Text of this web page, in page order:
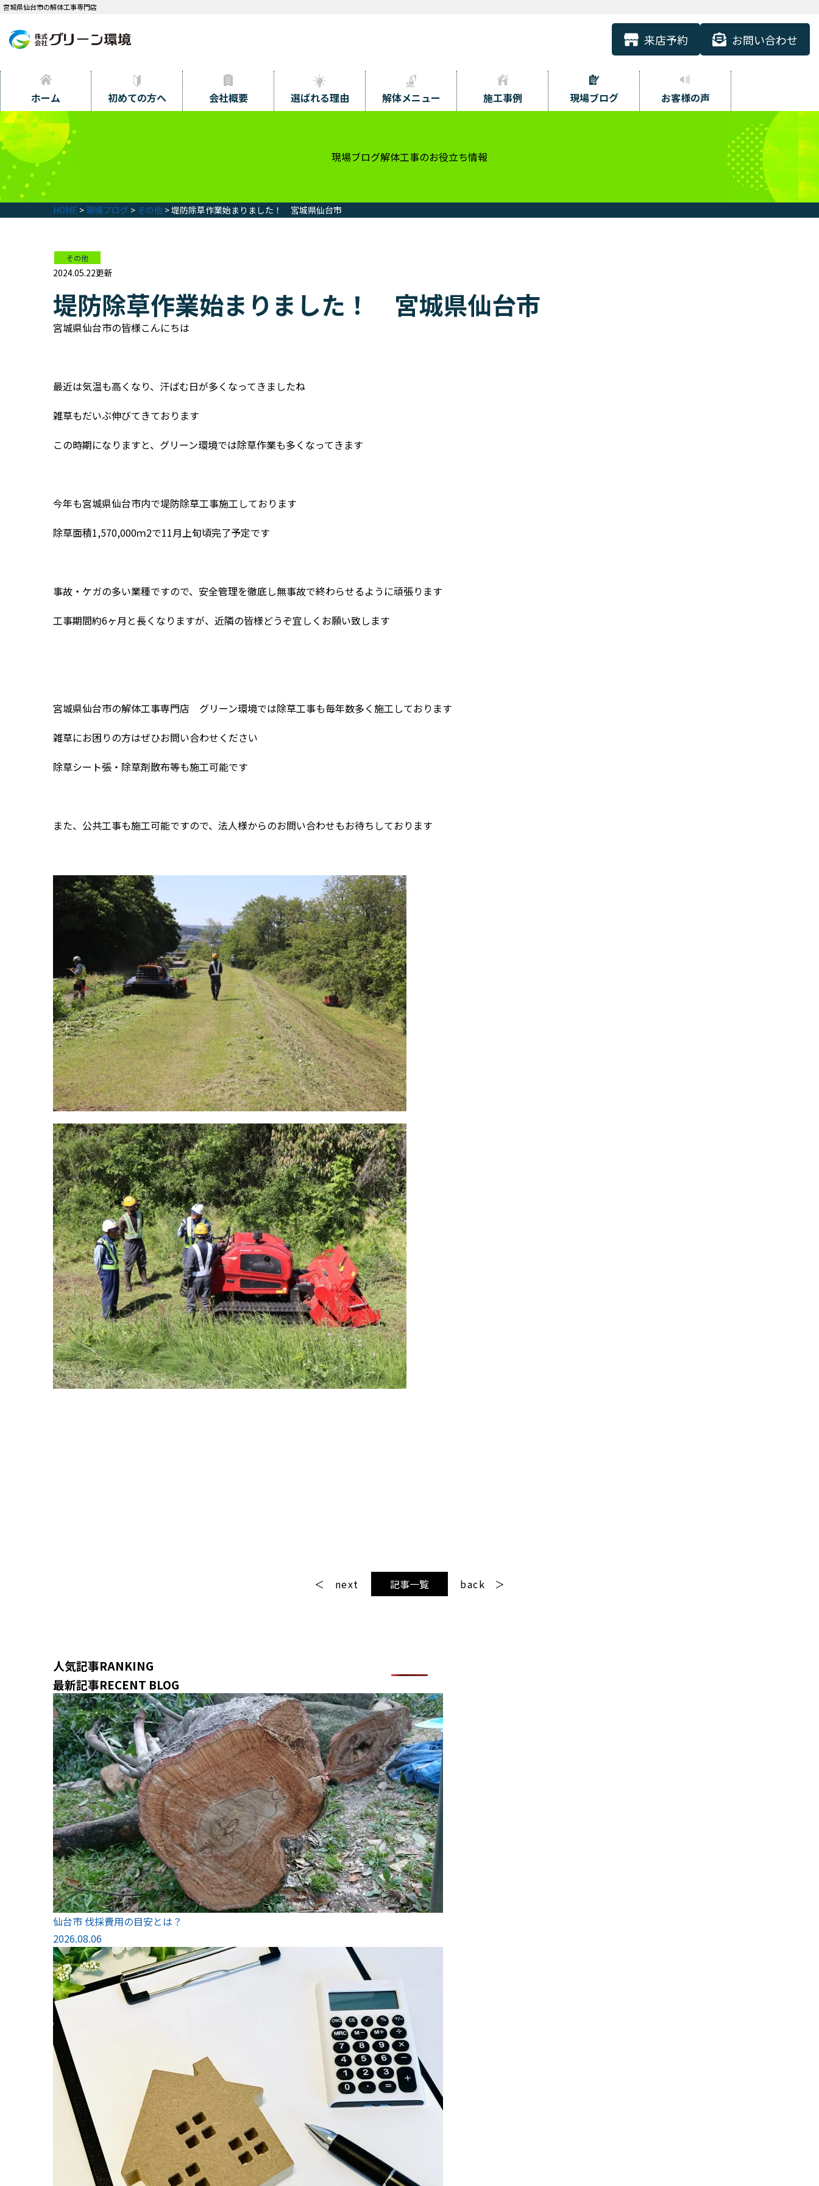
宮城県仙台市の解体工事専門店
来店予約 お問い合わせ
ホーム 初めての方へ 会社概要 選ばれる理由 解体メニュー 施工事例 現場ブログ お客様の声
現場ブログ解体工事のお役立ち情報
HOME > 現場ブログ > その他 >堤防除草作業始まりました！ 宮城県仙台市
その他
2024.05.22更新
堤防除草作業始まりました！ 宮城県仙台市
宮城県仙台市の皆様こんにちは
最近は気温も高くなり、汗ばむ日が多くなってきましたね
雑草もだいぶ伸びてきております
この時期になりますと、グリーン環境では除草作業も多くなってきます
今年も宮城県仙台市内で堤防除草工事施工しております
除草面積1,570,000ｍ2で11月上旬頃完了予定です
事故・ケガの多い業種ですので、安全管理を徹底し無事故で終わらせるように頑張ります
工事期間約6ヶ月と長くなりますが、近隣の皆様どうぞ宜しくお願い致します
宮城県仙台市の解体工事専門店 グリーン環境では除草工事も毎年数多く施工しております
雑草にお困りの方はぜひお問い合わせください
除草シート張・除草剤散布等も施工可能です
また、公共工事も施工可能ですので、法人様からのお問い合わせもお待ちしております
next 記事一覧 back
人気記事RANKING
最新記事RECENT BLOG
仙台市 伐採費用の目安とは？
2026.08.06